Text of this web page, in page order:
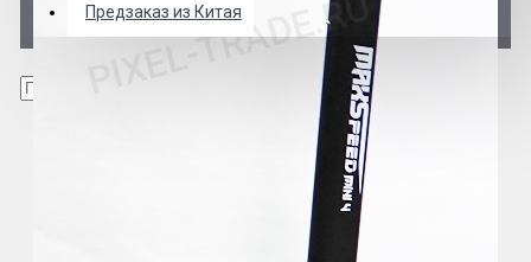
Предзаказ из Китая